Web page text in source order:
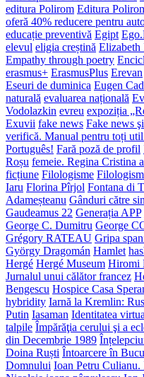
editura Polirom Editura
oferă 40% reducere pentru
educație preventivă Egipt
elevul eligia creștină
Empathy through poetry
erasmus+ ErasmusPlus Erevan
Eseuri de duminica Eugen
naturală evaluarea națională
Vodolazkin evreu expoziția
Exuvii fake news Fake news
verifică. Manual pentru toți
Português! Fară poză de profil
Roșu femeie. Regina Cristina
ficțiune Filologisme
Iaru Florina Pîrjol Fontana di
Adameșteanu Gânduri către
Gaudeamus 22 Generația APP
George C. Dumitru George
Grégory RATEAU Gripa
György Dragomán Hamlet
Hergé Hergé Museum Hiromi
Jurnalul unui călător francez
Bengescu Hospice Casa
hybridity Iarnă la Kremlin:
Putin Iasaman Identitatea
talpile Împărăţia cerului şi a
din Decembrie 1989
Doina Ruști Întoarcere în
Domnului Ioan Petru